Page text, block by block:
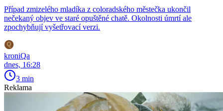
Případ zmizelého mladíka z coloradského městečka ukončil
nečekaný objev ve staré opuštěné chatě. Okolnosti úmrtí ale
zpochybňují vyšetřovací verzi.
kroniQa
dnes, 16:28
3 min
Reklama